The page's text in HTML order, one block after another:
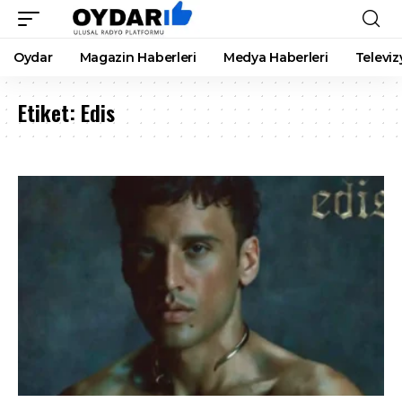
Oydar Magazin Haberleri Medya Haberleri
Etiket: Edis